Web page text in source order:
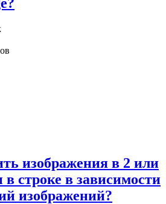
изображения в 2 или
строке в зависимости
изображений?